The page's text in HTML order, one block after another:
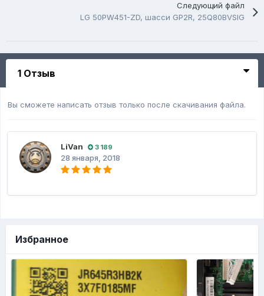
Следующий файл
LG 50PW451-ZD, шасси GP2R, 25Q80BVSIG
1 Отзыв
Вы сможете написать отзыв только после скачивания файла.
LiVan 3 189
28 января, 2018
Избранное